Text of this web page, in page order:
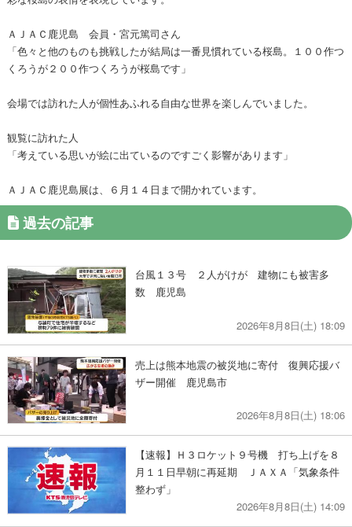
ＡＪＡＣ鹿児島 会員・宮元篤司さん
「色々と他のものも挑戦したが結局は一番見慣れている桜島。１００作つ
くろうが２００作つくろうが桜島です」
会場では訪れた人が個性あふれる自由な世界を楽しんでいました。
観覧に訪れた人
「考えている思いが絵に出ているのですごく影響があります」
ＡＪＡＣ鹿児島展は、６月１４日まで開かれています。
過去の記事
台風１３号 ２人がけが 建物にも被害多
数 鹿児島
2026年8月8日(土) 18:09
売上は熊本地震の被災地に寄付 復興応援バ
ザー開催 鹿児島市
2026年8月8日(土) 18:06
【速報】Ｈ３ロケット９号機 打ち上げを８
月１１日早朝に再延期 ＪＡＸＡ「気象条件
整わず」
2026年8月8日(土) 14:09